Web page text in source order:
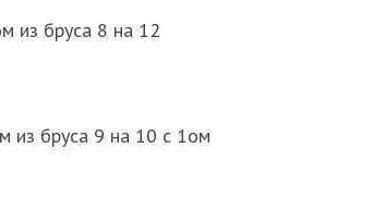
из бруса 8 на 12
из бруса 9 на 10 с 1ом